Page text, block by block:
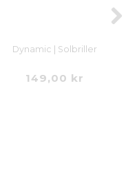
Dynamic | Solbriller
149,00 kr